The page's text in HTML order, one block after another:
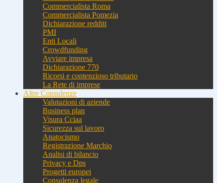
Commercialista Roma
Commercialista Pomezia
Dichiarazione redditi
PMI
Enti Locali
Crowdfunding
Avviare impresa
Dichiarazione 770
Ricorsi e contenzioso tributario
La Rete di imprese
Altre Consulenze
Valutazioni di aziende
Business plan
Visura Cciaa
Sicurezza sul lavoro
Anatocismo
Registrazione Marchio
Analisi di bilancio
Privacy e Dps
Progetti europei
Consulenza legale